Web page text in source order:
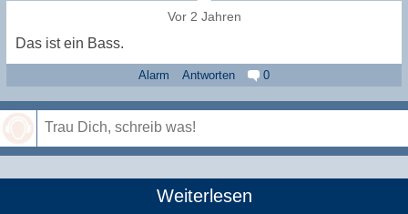
Vor 2 Jahren
Das ist ein Bass.
Alarm Antworten 0
Weiterlesen